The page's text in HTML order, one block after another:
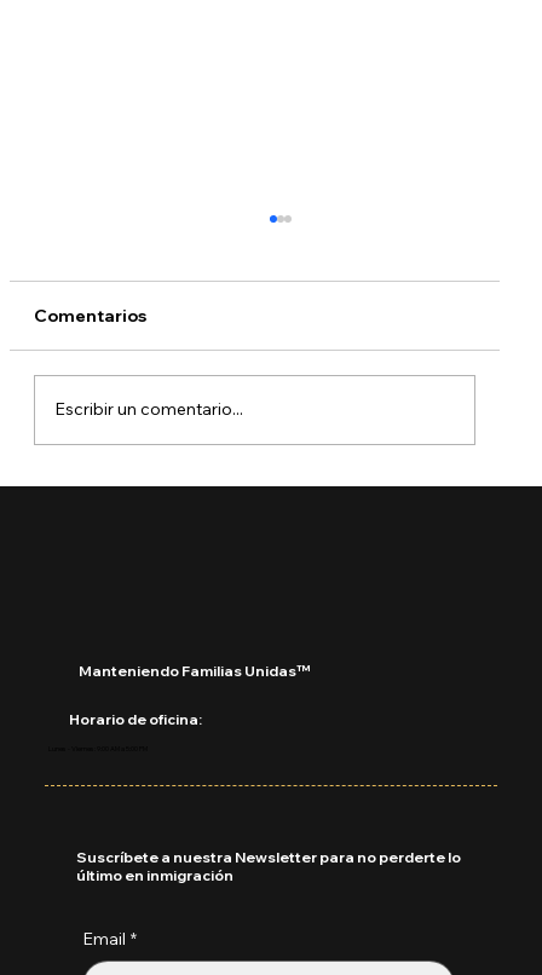
¿Qué está pasando con DACA?
Comentarios
Escribir un comentario...
Manteniendo Familias Unidas™
Horario de oficina:
Email *
Suscríbete a nuestra Newsletter para no perderte lo
último en inmigración